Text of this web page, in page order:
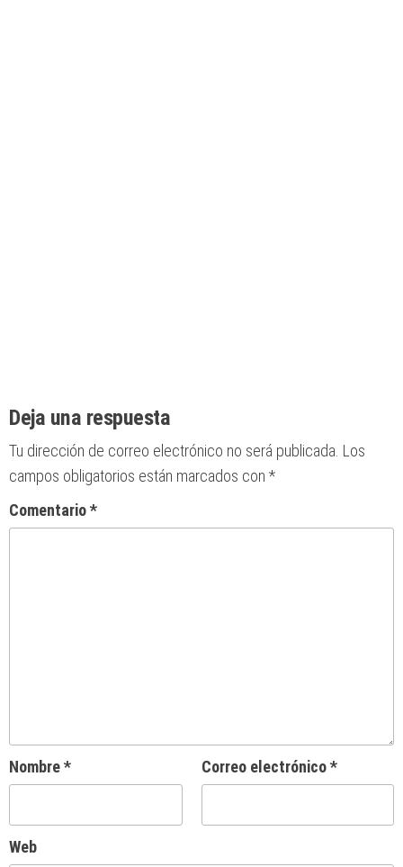
Deja una respuesta
Tu dirección de correo electrónico no será publicada. Los
campos obligatorios están marcados con *
Comentario*
Nombre* Correo electrónico*
Web